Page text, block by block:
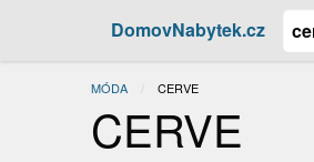
DomovNabytek.cz
MÓDA AKTUÁLNÍ:
CERVE
CERVE